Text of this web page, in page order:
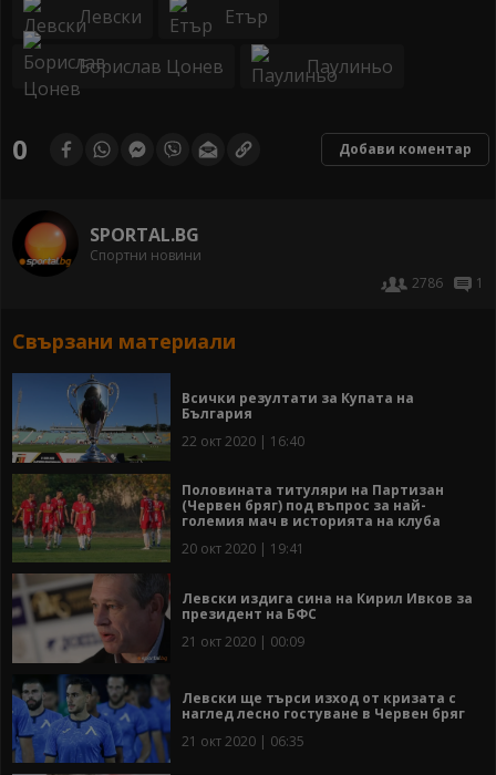
Левски Етър
Борислав Цонев Паулиньо
0 Добави коментар
SPORTAL.BG
Спортни новини
2786
1
Свързани материали
Всички резултати за Купата на
България
22 окт 2020 | 16:40
Половината титуляри на Партизан
(Червен бряг) под въпрос за най-
големия мач в историята на клуба
20 окт 2020 | 19:41
Левски издига сина на Кирил Ивков за
президент на БФС
21 окт 2020 | 00:09
Левски ще търси изход от кризата с
наглед лесно гостуване в Червен бряг
21 окт 2020 | 06:35